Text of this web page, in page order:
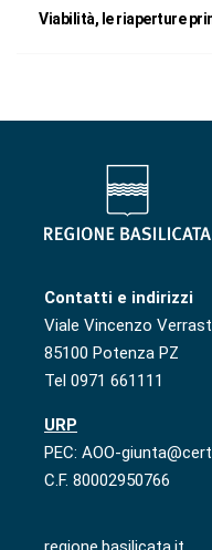
Viabilità, le riaperture
Contatti e indirizzi
Viale Vincenzo
85100 Potenza PZ
Tel 0971 661111
URP
PEC: AOO-
C.F. 80002950766